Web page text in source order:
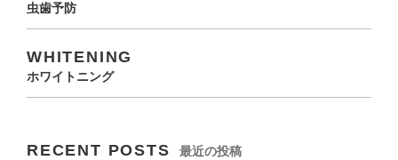
虫歯予防
WHITENING
ホワイトニング
RECENT POSTS 最近の投稿